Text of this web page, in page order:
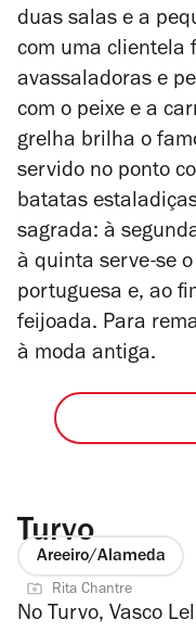
duas salas e a
com uma clientela
avassaladoras e
com o peixe e a
grelha brilha o
servido no ponto
batatas
sagrada: à
à quinta serve-se
portuguesa e, ao
feijoada. Para
à moda antiga.
Turvo
Areeiro/Alameda
Rita Chantre
No Turvo, Vasco